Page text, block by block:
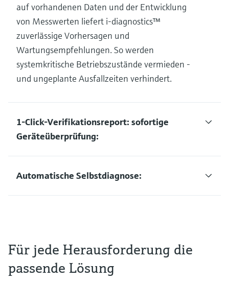
auf vorhandenen Daten und der Entwicklung
von Messwerten liefert i-diagnostics™
zuverlässige Vorhersagen und
Wartungsempfehlungen. So werden
systemkritische Betriebszustände vermieden -
und ungeplante Ausfallzeiten verhindert.
1-Click-Verifikationsreport: sofortige
Geräteüberprüfung:
Automatische Selbstdiagnose:
Für jede Herausforderung die
passende Lösung